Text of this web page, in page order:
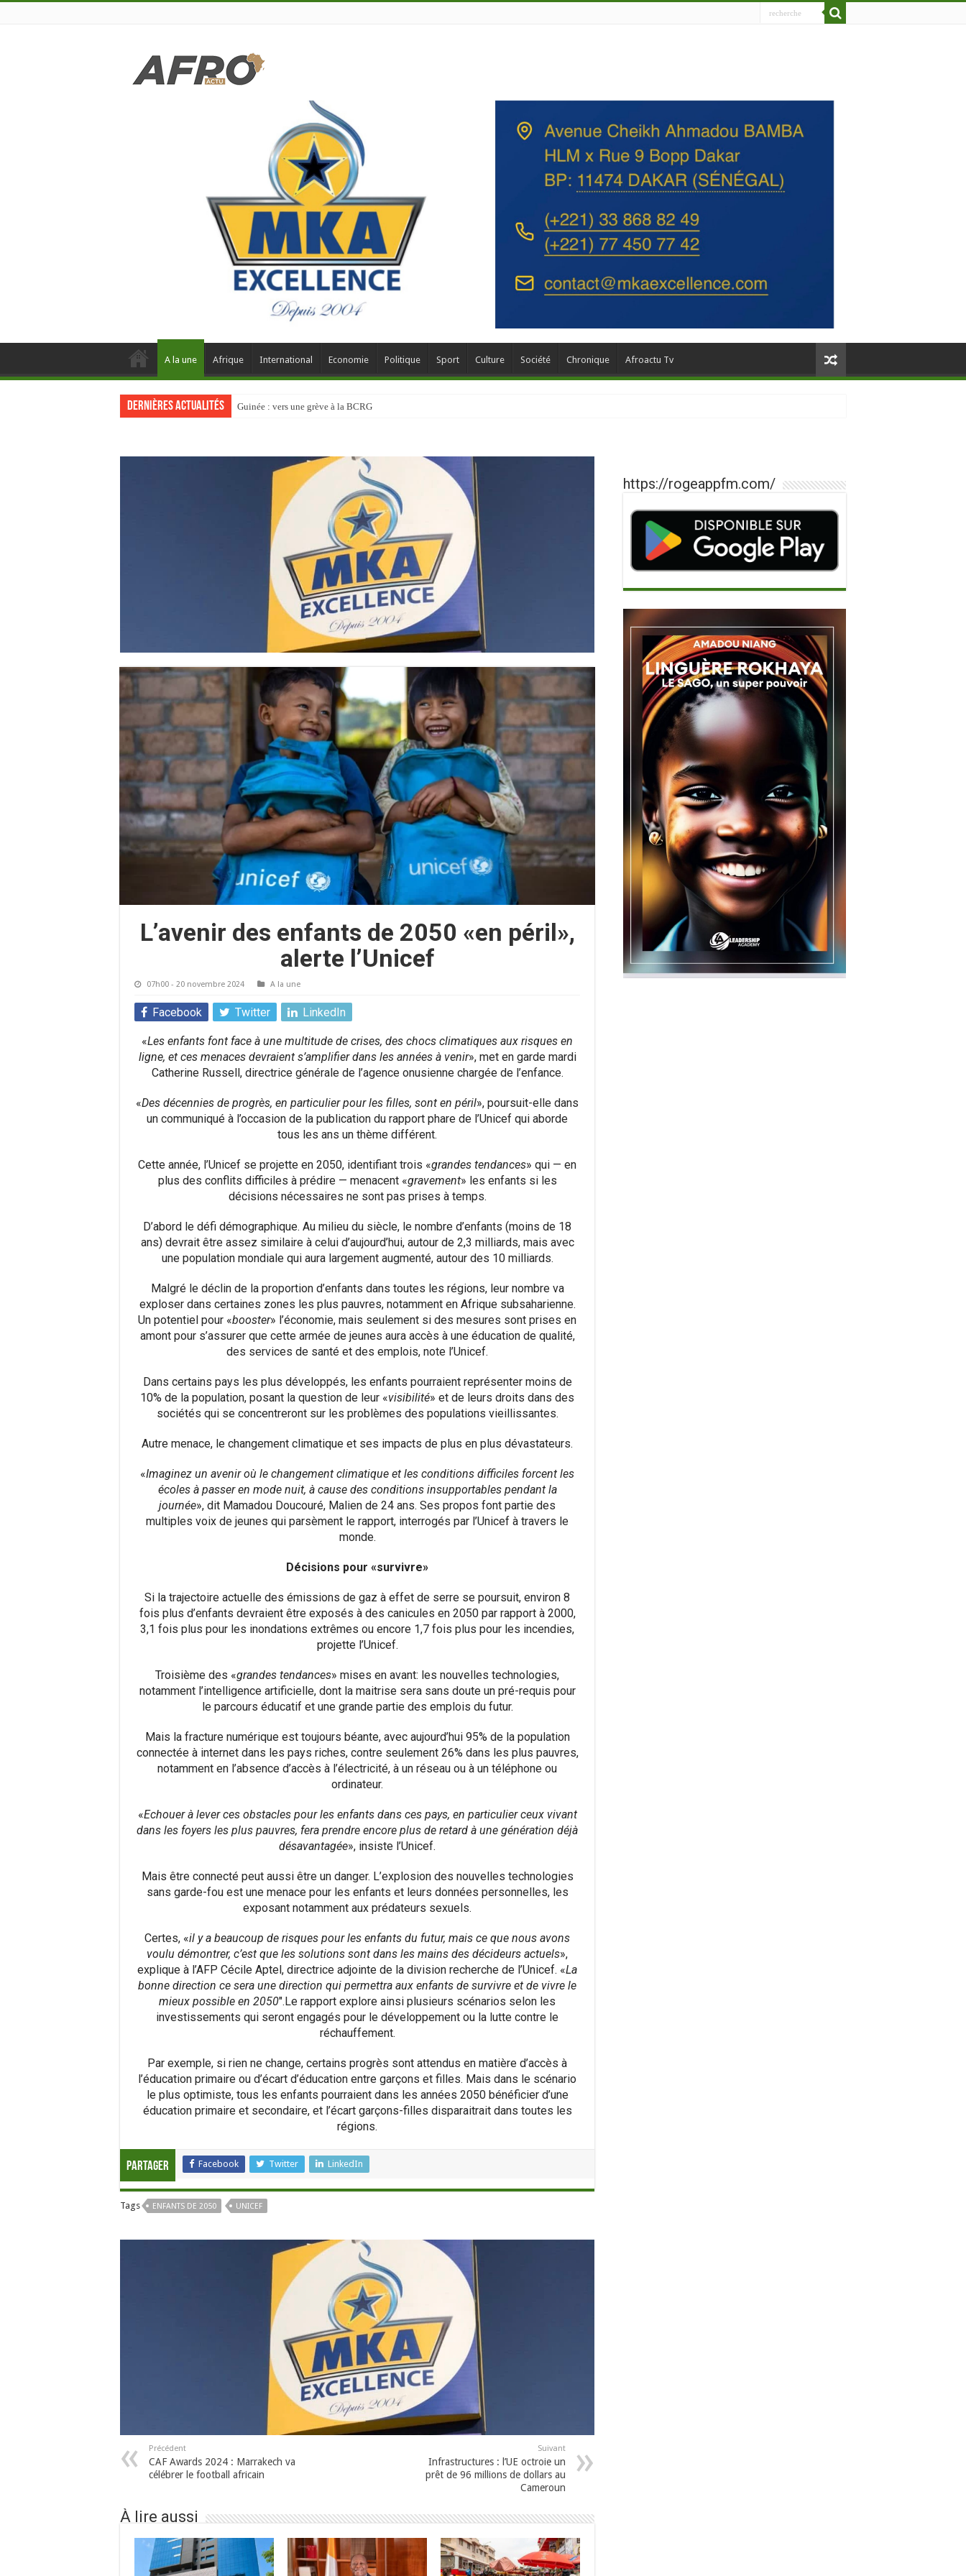
A la une Afrique International Economie Politique Sport Culture Société Chronique Afroactu Tv
Dernières actualités Guinée : vers une grève à la BCRG
L’avenir des enfants de 2050 «en péril»,
alerte l’Unicef
07h00 - 20 novembre 2024 A la une
Facebook Twitter LinkedIn
«Les enfants font face à une multitude de crises, des chocs climatiques aux risques en
ligne, et ces menaces devraient s’amplifier dans les années à venir», met en garde mardi
Catherine Russell, directrice générale de l’agence onusienne chargée de l’enfance.
«Des décennies de progrès, en particulier pour les filles, sont en péril», poursuit-elle dans
un communiqué à l’occasion de la publication du rapport phare de l’Unicef qui aborde
tous les ans un thème différent.
Cette année, l’Unicef se projette en 2050, identifiant trois «grandes tendances» qui — en
plus des conflits difficiles à prédire — menacent «gravement» les enfants si les
décisions nécessaires ne sont pas prises à temps.
D’abord le défi démographique. Au milieu du siècle, le nombre d’enfants (moins de 18
ans) devrait être assez similaire à celui d’aujourd’hui, autour de 2,3 milliards, mais avec
une population mondiale qui aura largement augmenté, autour des 10 milliards.
Malgré le déclin de la proportion d’enfants dans toutes les régions, leur nombre va
exploser dans certaines zones les plus pauvres, notamment en Afrique subsaharienne.
Un potentiel pour «booster» l’économie, mais seulement si des mesures sont prises en
amont pour s’assurer que cette armée de jeunes aura accès à une éducation de qualité,
des services de santé et des emplois, note l’Unicef.
Dans certains pays les plus développés, les enfants pourraient représenter moins de
10% de la population, posant la question de leur «visibilité» et de leurs droits dans des
sociétés qui se concentreront sur les problèmes des populations vieillissantes.
Autre menace, le changement climatique et ses impacts de plus en plus dévastateurs.
«Imaginez un avenir où le changement climatique et les conditions difficiles forcent les
écoles à passer en mode nuit, à cause des conditions insupportables pendant la
journée», dit Mamadou Doucouré, Malien de 24 ans. Ses propos font partie des
multiples voix de jeunes qui parsèment le rapport, interrogés par l’Unicef à travers le
monde.
Décisions pour «survivre»
Si la trajectoire actuelle des émissions de gaz à effet de serre se poursuit, environ 8
fois plus d’enfants devraient être exposés à des canicules en 2050 par rapport à 2000,
3,1 fois plus pour les inondations extrêmes ou encore 1,7 fois plus pour les incendies,
projette l’Unicef.
Troisième des «grandes tendances» mises en avant: les nouvelles technologies,
notamment l’intelligence artificielle, dont la maitrise sera sans doute un pré-requis pour
le parcours éducatif et une grande partie des emplois du futur.
Mais la fracture numérique est toujours béante, avec aujourd’hui 95% de la population
connectée à internet dans les pays riches, contre seulement 26% dans les plus pauvres,
notamment en l’absence d’accès à l’électricité, à un réseau ou à un téléphone ou
ordinateur.
«Echouer à lever ces obstacles pour les enfants dans ces pays, en particulier ceux vivant
dans les foyers les plus pauvres, fera prendre encore plus de retard à une génération déjà
désavantagée», insiste l’Unicef.
Mais être connecté peut aussi être un danger. L’explosion des nouvelles technologies
sans garde-fou est une menace pour les enfants et leurs données personnelles, les
exposant notamment aux prédateurs sexuels.
Certes, «il y a beaucoup de risques pour les enfants du futur, mais ce que nous avons
voulu démontrer, c’est que les solutions sont dans les mains des décideurs actuels»,
explique à l’AFP Cécile Aptel, directrice adjointe de la division recherche de l’Unicef. «La
bonne direction ce sera une direction qui permettra aux enfants de survivre et de vivre le
mieux possible en 2050″.Le rapport explore ainsi plusieurs scénarios selon les
investissements qui seront engagés pour le développement ou la lutte contre le
réchauffement.
Par exemple, si rien ne change, certains progrès sont attendus en matière d’accès à
l’éducation primaire ou d’écart d’éducation entre garçons et filles. Mais dans le scénario
le plus optimiste, tous les enfants pourraient dans les années 2050 bénéficier d’une
éducation primaire et secondaire, et l’écart garçons-filles disparaitrait dans toutes les
régions.
Partager Facebook Twitter LinkedIn
Tags ENFANTS DE 2050 UNICEF
Précédent
CAF Awards 2024 : Marrakech va
célébrer le football africain
Suivant
Infrastructures : l’UE octroie un
prêt de 96 millions de dollars au
Cameroun
À lire aussi
https://rogeappfm.com/